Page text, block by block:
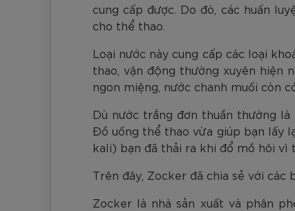
cung cấp được. Do đó, các huấn
cho thể thao.
Loại nước này cung cấp các loại
thao, vận động thường xuyên hiện
ngon miệng, nước chanh muối còn
Dù nước trắng đơn thuần thường
Đồ uống thể thao vừa giúp bạn lấy
kali) bạn đã thải ra khi đổ mồ hôi vì
Trên đây, Zocker đã chia sẻ với
Zocker là nhà sản xuất và phân